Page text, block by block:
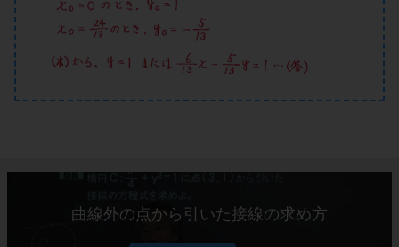
曲線外の点から引いた接線の求め方